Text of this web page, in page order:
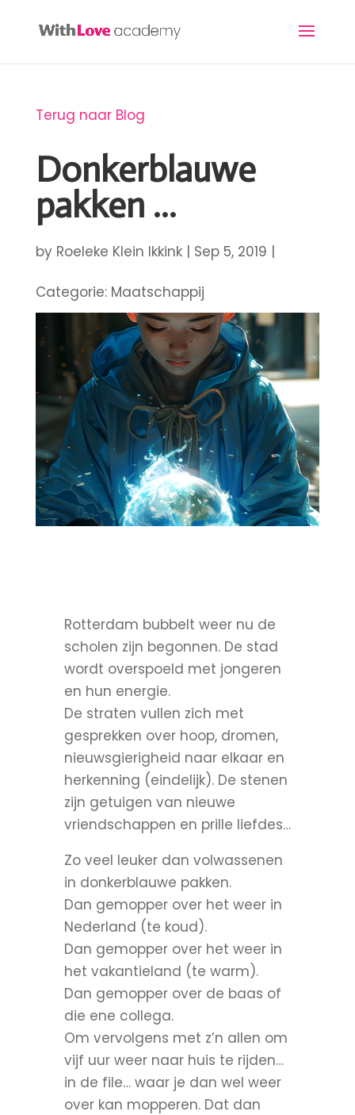
Terug naar Blog
Donkerblauwe
pakken …
by Roeleke Klein Ikkink| Sep 5, 2019 |
Maatschappij
Rotterdam bubbelt weer nu de
scholen zijn begonnen. De stad
wordt overspoeld met jongeren
en hun energie.
De straten vullen zich met
gesprekken over hoop, dromen,
nieuwsgierigheid naar elkaar en
herkenning (eindelijk). De stenen
zijn getuigen van nieuwe
vriendschappen en prille liefdes…
Zo veel leuker dan volwassenen
in donkerblauwe pakken.
Dan gemopper over het weer in
Nederland (te koud).
Dan gemopper over het weer in
het vakantieland (te warm).
Dan gemopper over de baas of
die ene collega.
Om vervolgens met z’n allen om
vijf uur weer naar huis te rijden…
in de file… waar je dan wel weer
over kan mopperen. Dat dan